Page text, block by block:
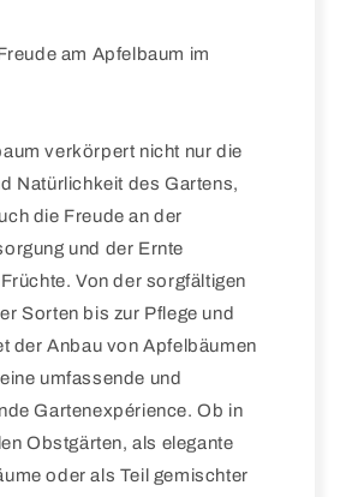
am Apfelbaum im
verkörpert nicht nur die
Natürlichkeit des Gartens,
die Freude an der
und der Ernte
Von der sorgfältigen
Sorten bis zur Pflege und
der Anbau von Apfelbäumen
umfassende und
Gartenexpérience. Ob in
Obstgärten, als elegante
oder als Teil gemischter